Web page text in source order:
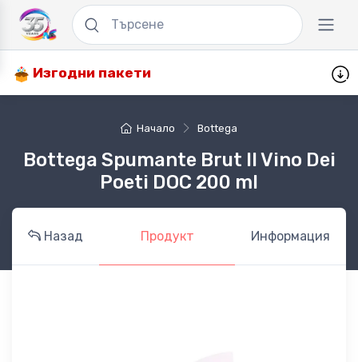
Изгодни пакети
Начало Bottega
Bottega Spumante Brut Il Vino Dei
Poeti DOC 200 ml
Назад Продукт Информация